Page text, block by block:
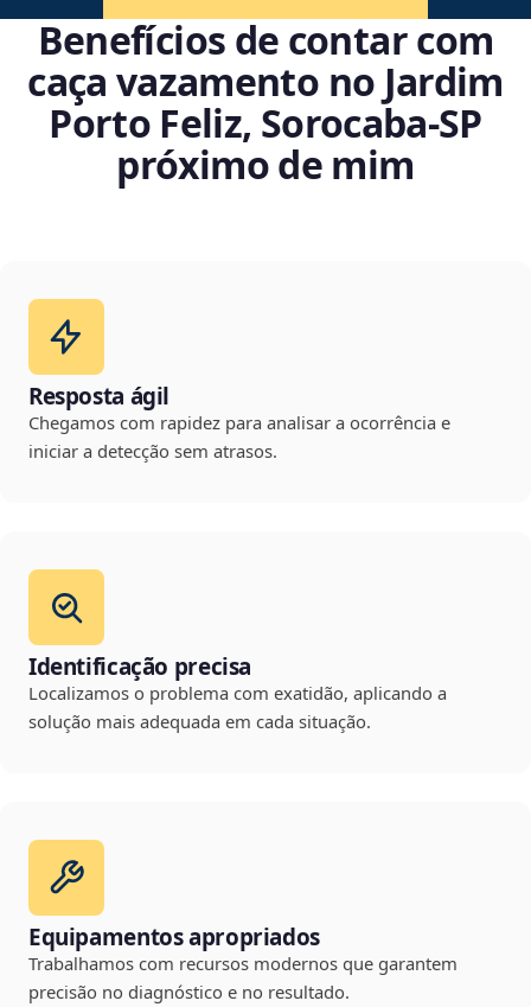
Benefícios de contar com
caça vazamento no Jardim
Porto Feliz, Sorocaba‑SP
próximo de mim
Resposta ágil
Chegamos com rapidez para analisar a ocorrência e
iniciar a detecção sem atrasos.
Identificação precisa
Localizamos o problema com exatidão, aplicando a
solução mais adequada em cada situação.
Equipamentos apropriados
Trabalhamos com recursos modernos que garantem
precisão no diagnóstico e no resultado.